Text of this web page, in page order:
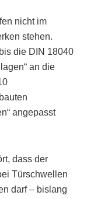
nicht im
stehen.
die DIN 18040
an die
angepasst
dass der
Türschwellen
darf – bislang